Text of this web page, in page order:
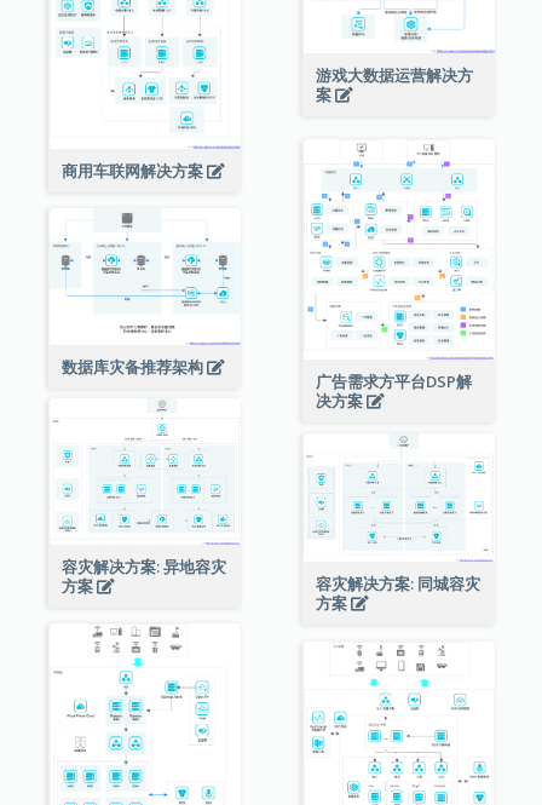
游戏大数据运营解决方
案
商用车联网解决方案
广告需求方平台DSP解
决方案
数据库灾备推荐架构
容灾解决方案: 异地容灾
方案
容灾解决方案: 同城容灾
方案